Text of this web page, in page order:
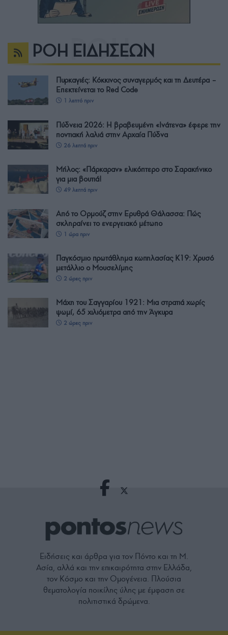
ΡΟΗ ΕΙΔΗΣΕΩΝ
Πυρκαγιές: Κόκκινος συναγερμός και τη Δευτέρα –
Επεκτείνεται το Red Code
1 λεπτό πριν
Πύδνεια 2026: Η βραβευμένη «Ινάτενα» έφερε την
ποντιακή λαλιά στην Αρχαία Πύδνα
26 λεπτά πριν
Μήλος: «Πάρκαραν» ελικόπτερο στο Σαρακήνικο
για μια βουτιά!
49 λεπτά πριν
Από το Ορμούζ στην Ερυθρά Θάλασσα: Πώς
σκληραίνει το ενεργειακό μέτωπο
1 ώρα πριν
Παγκόσμιο πρωτάθλημα κωπηλασίας Κ19: Χρυσό
μετάλλιο ο Μουσελίμης
2 ώρες πριν
Μάχη του Σαγγαρίου 1921: Μια στρατιά χωρίς
ψωμί, 65 χιλιόμετρα από την Άγκυρα
2 ώρες πριν
Ειδήσεις και άρθρα για τον Πόντο και τη Μ.
Ασία, αλλά και την επικαιρότητα στην Ελλάδα,
τον Κόσμο και την Ομογένεια. Πλούσια
θεματολογία ποικίλης ύλης με έμφαση σε
πολιτιστικά δρώμενα.